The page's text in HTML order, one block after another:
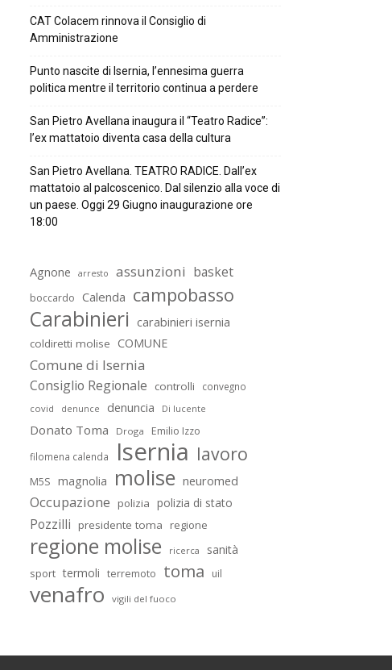
CAT Colacem rinnova il Consiglio di
Amministrazione
Punto nascite di Isernia, l’ennesima guerra
politica mentre il territorio continua a perdere
San Pietro Avellana inaugura il “Teatro Radice”:
l’ex mattatoio diventa casa della cultura
San Pietro Avellana. TEATRO RADICE. Dall’ex
mattatoio al palcoscenico. Dal silenzio alla voce di
un paese. Oggi 29 Giugno inaugurazione ore
18:00
Agnone arresto assunzioni basket
boccardo Calenda campobasso
Carabinieri carabinieri isernia
coldiretti molise COMUNE
Comune di Isernia
Consiglio Regionale controlli convegno
covid denunce denuncia Di lucente
Donato Toma Droga Emilio Izzo
filomena calenda Isernia lavoro
M5S magnolia molise neuromed
Occupazione polizia polizia di stato
Pozzilli presidente toma regione
regione molise ricerca sanità
sport termoli terremoto toma uil
venafro vigili del fuoco